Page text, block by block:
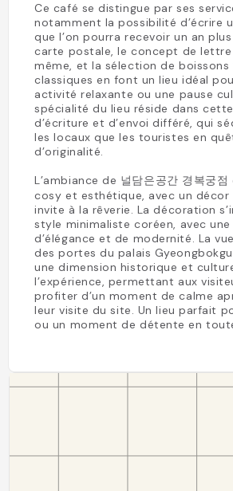
Ce café se distingue par ses
notamment la possibilité d’écrire
que l’on pourra recevoir un an
carte postale, le concept de
même, et la sélection de boissons
classiques en font un lieu idéal
activité relaxante ou une pause
spécialité du lieu réside dans
d’écriture et d’envoi différé, qui
les locaux que les touristes en
d’originalité.
L’ambiance de 널담은공간 경복궁
cosy et esthétique, avec un décor
invite à la rêverie. La décoration
style minimaliste coréen, avec
d’élégance et de modernité. La
des portes du palais
une dimension historique et
l’expérience, permettant aux
profiter d’un moment de calme
leur visite du site. Un lieu parfait
ou un moment de détente en